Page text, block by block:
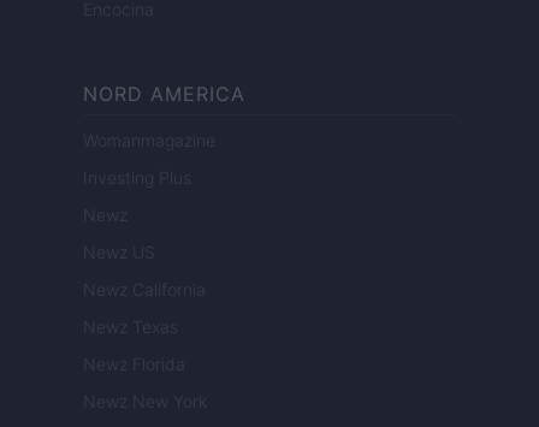
Encocina
NORD AMERICA
Womanmagazine
Investing Plus
Newz
Newz US
Newz California
Newz Texas
Newz Florida
Newz New York